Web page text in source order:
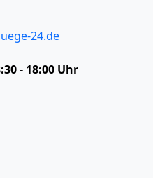
24.de
- 18:00 Uhr